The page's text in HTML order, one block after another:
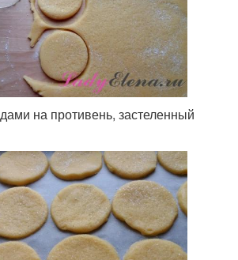
на противень, застеленный